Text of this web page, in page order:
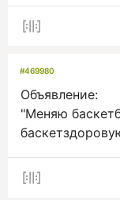
#469980
Объявление:
"Меняю